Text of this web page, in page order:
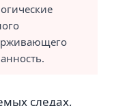
следах,